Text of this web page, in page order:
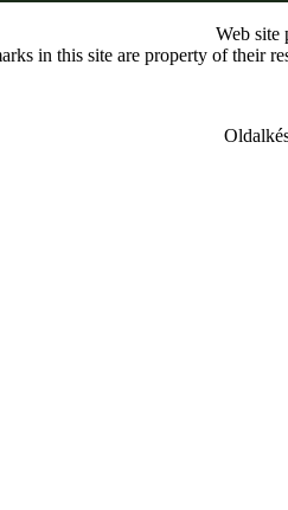
Web site
in this site are property of their